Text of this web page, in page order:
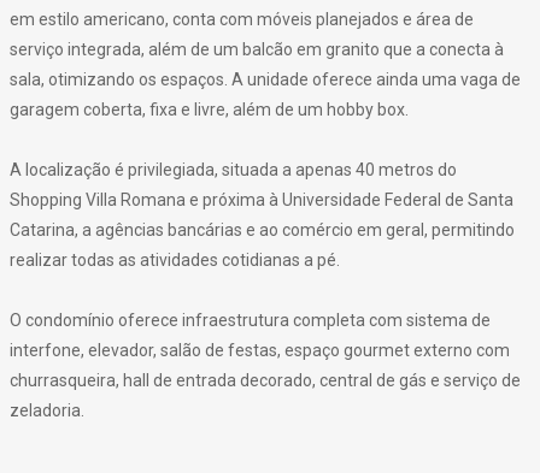
em estilo americano, conta com móveis planejados e área de
serviço integrada, além de um balcão em granito que a conecta à
sala, otimizando os espaços. A unidade oferece ainda uma vaga de
garagem coberta, fixa e livre, além de um hobby box.
A localização é privilegiada, situada a apenas 40 metros do
Shopping Villa Romana e próxima à Universidade Federal de Santa
Catarina, a agências bancárias e ao comércio em geral, permitindo
realizar todas as atividades cotidianas a pé.
O condomínio oferece infraestrutura completa com sistema de
interfone, elevador, salão de festas, espaço gourmet externo com
churrasqueira, hall de entrada decorado, central de gás e serviço de
zeladoria.